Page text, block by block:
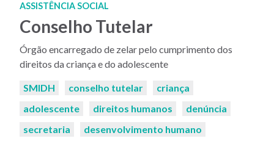
ASSISTÊNCIA SOCIAL
Conselho Tutelar
Órgão encarregado de zelar pelo cumprimento dos
direitos da criança e do adolescente
Palavras-
SMIDH conselho tutelar
criança
adolescente
direitos humanos
denúncia
secretaria
desenvolvimento humano